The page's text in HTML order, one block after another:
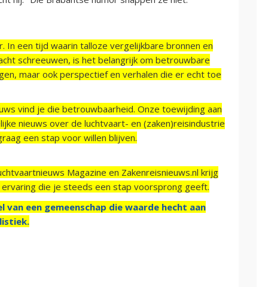
In een tijd waarin talloze vergelijkbare bronnen en
schreeuwen, is het belangrijk om betrouwbare
maar ook perspectief en verhalen die er echt toe
vind je die betrouwbaarheid. Onze toewijding aan
nieuws over de luchtvaart- en (zaken)reisindustrie
een stap voor willen blijven.
Magazine en Zakenreisnieuws.nl krijg
die je steeds een stap voorsprong geeft.
een gemeenschap die waarde hecht aan